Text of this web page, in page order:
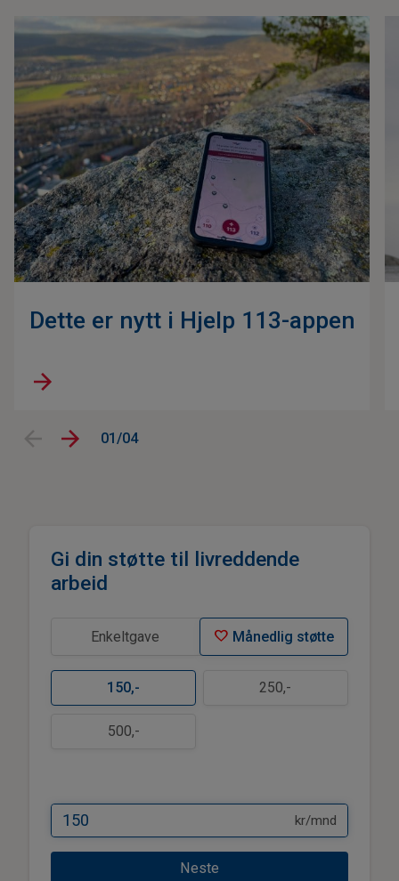
Dette er nytt i Hjelp 113-appen
01/04
Gi din støtte til livreddende
arbeid
Enkeltgave favorite Månedlig støtte
150,- 250,-
500,-
kr/mnd
Neste